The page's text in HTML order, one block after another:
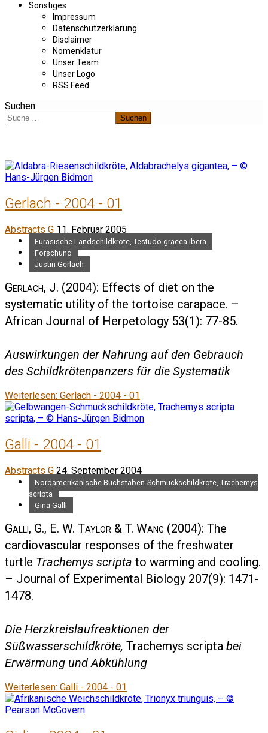
Sonstiges
Impressum
Datenschutzerklärung
Disclaimer
Nomenklatur
Unser Team
Unser Logo
RSS Feed
Suchen
Suchen
Gerlach - 2004 - 01
Abstracts G 11. Februar 2005
Eurasische Landschildkröte, Testudo graeca ibera
Forschung
Justin Gerlach
Gerlach, J. (2004): Effects of diet on the
systematic utility of the tortoise carapace. –
African Journal of Herpetology 53(1): 77-85.
Auswirkungen der Nahrung auf den Gebrauch
des Schildkrötenpanzers für die Systematik
Weiterlesen: Gerlach - 2004 - 01
Galli - 2004 - 01
Abstracts G 24. September 2004
Nordamerikanische Buchstaben-Schmuckschildkröte, Trachemys
scripta
Gina Galli
Galli, G., E. W. Taylor & T. Wang (2004): The
cardiovascular responses of the freshwater
turtle Trachemys scripta to warming and cooling.
– Journal of Experimental Biology 207(9): 1471-
1478.
Die Herzkreislaufreaktionen der
Süßwasserschildkröte, Trachemys scripta bei
Erwärmung und Abkühlung
Weiterlesen: Galli - 2004 - 01